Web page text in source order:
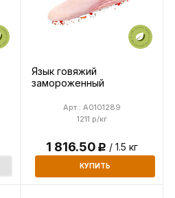
Язык говяжий
замороженный
1211 р/кг
Арт.: A0101289
1 816.50Р / 1.5 кг
КУПИТЬ